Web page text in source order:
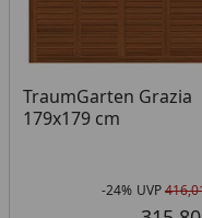
TraumGarten Grazia
179x179 cm
-24% UVP